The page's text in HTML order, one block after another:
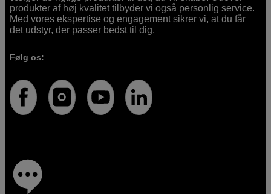
produkter af høj kvalitet tilbyder vi også personlig service.
Med vores ekspertise og engagement sikrer vi, at du får
det udstyr, der passer bedst til dig.
Følg os: